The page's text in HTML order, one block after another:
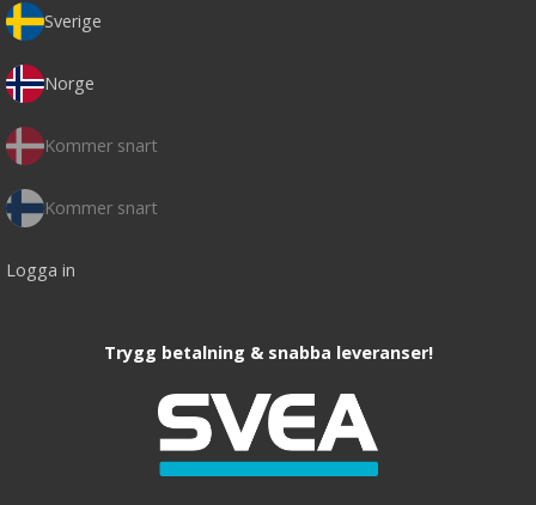
Sverige
Norge
Kommer snart
Kommer snart
Logga in
Trygg betalning & snabba leveranser!